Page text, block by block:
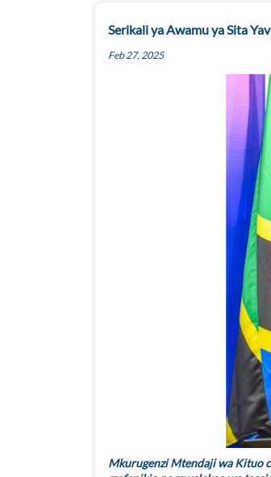
Serikali ya Awamu ya Sita
Feb 27, 2025
Mkurugenzi Mtendaji wa Kituo